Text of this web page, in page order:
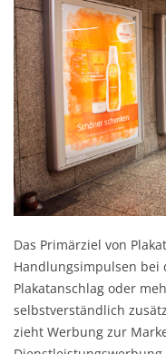
Das Primärziel von
Handlungsimpulsen bei
Plakatanschlag oder
selbstverständlich
zieht Werbung zur